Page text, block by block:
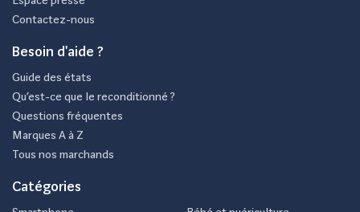
Contactez-nous
Besoin d'aide ?
Guide des états
Qu’est-ce que le reconditionné ?
Questions fréquentes
Marques A à Z
Tous nos marchands
Catégories